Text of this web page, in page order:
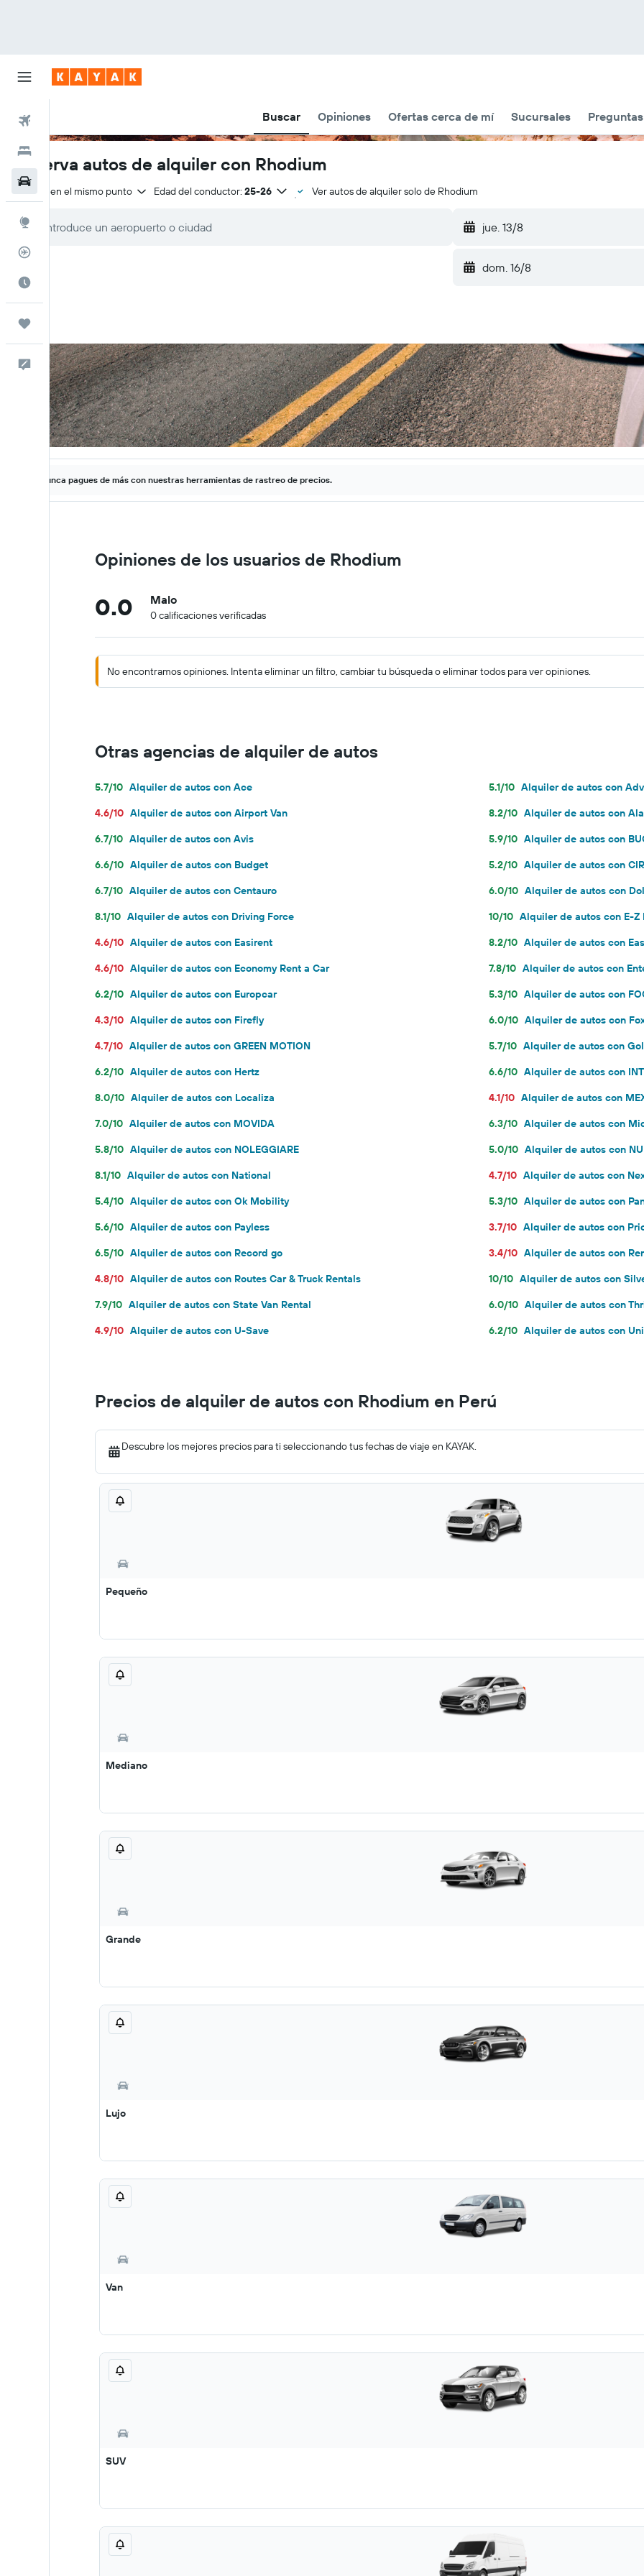
Buscar Opiniones Ofertas cerca de mí Sucursales
Explore
Comentarios
Reserva autos de alquiler con Rhodium
Entrega en el mismo punto Edad del conductor: 25-26 Ver autos de alquiler solo de Rhodium
jue. 13/8
dom. 16/8
Nunca pagues de más con nuestras herramientas de rastreo de precios.
Opiniones de los usuarios de Rhodium
0.0 Malo
0 calificaciones verificadas
No encontramos opiniones. Intenta eliminar un filtro, cambiar tu búsqueda o eliminar todos para ver opiniones.
Otras agencias de alquiler de autos
5.7/10 Alquiler de autos con Ace 5.1/10 Alquiler de autos con
4.6/10 Alquiler de autos con Airport Van 8.2/10 Alquiler de autos con
6.7/10 Alquiler de autos con Avis 5.9/10 Alquiler de autos con
6.6/10 Alquiler de autos con Budget 5.2/10 Alquiler de autos con
6.7/10 Alquiler de autos con Centauro 6.0/10 Alquiler de autos con
8.1/10 Alquiler de autos con Driving Force 10/10 Alquiler de autos con E-Z
4.6/10 Alquiler de autos con Easirent 8.2/10 Alquiler de autos con
4.6/10 Alquiler de autos con Economy Rent a Car 7.8/10 Alquiler de autos con
6.2/10 Alquiler de autos con Europcar 5.3/10 Alquiler de autos con
4.3/10 Alquiler de autos con Firefly 6.0/10 Alquiler de autos con
4.7/10 Alquiler de autos con GREEN MOTION 5.7/10 Alquiler de autos con
6.2/10 Alquiler de autos con Hertz 6.6/10 Alquiler de autos con
8.0/10 Alquiler de autos con Localiza 4.1/10 Alquiler de autos con
7.0/10 Alquiler de autos con MOVIDA 6.3/10 Alquiler de autos con
5.8/10 Alquiler de autos con NOLEGGIARE 5.0/10 Alquiler de autos con
8.1/10 Alquiler de autos con National 4.7/10 Alquiler de autos con
5.4/10 Alquiler de autos con Ok Mobility 5.3/10 Alquiler de autos con
5.6/10 Alquiler de autos con Payless 3.7/10 Alquiler de autos con
6.5/10 Alquiler de autos con Record go 3.4/10 Alquiler de autos con
4.8/10 Alquiler de autos con Routes Car & Truck Rentals 10/10 Alquiler de autos con
7.9/10 Alquiler de autos con State Van Rental 6.0/10 Alquiler de autos con
4.9/10 Alquiler de autos con U-Save 6.2/10 Alquiler de autos con
Precios de alquiler de autos con Rhodium en Perú
Descubre los mejores precios para ti seleccionando tus fechas de viaje en KAYAK.
Pequeño
Mediano
Grande
Lujo
Van
SUV